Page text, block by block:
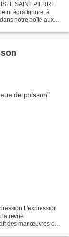
SAINT PIERRE
ni égratignure, à
notre boîte aux
L’expression
la revue
des manœuvres de